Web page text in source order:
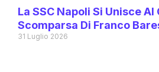
La SSC Napoli Si Unisce
Scomparsa Di Franco
31 Luglio 2026